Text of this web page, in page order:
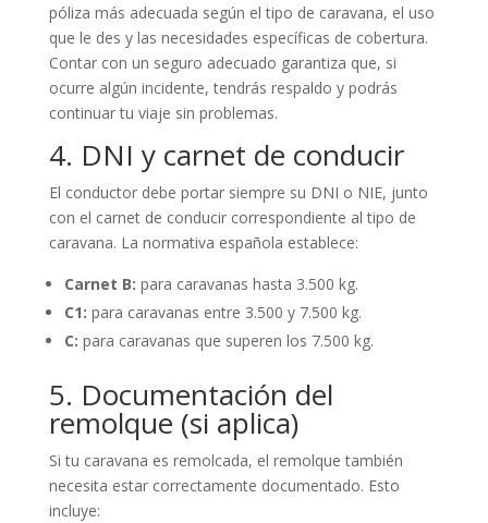
póliza más adecuada según el tipo de caravana, el uso
que le des y las necesidades específicas de cobertura.
Contar con un seguro adecuado garantiza que, si
ocurre algún incidente, tendrás respaldo y podrás
continuar tu viaje sin problemas.
4. DNI y carnet de conducir
El conductor debe portar siempre su DNI o NIE, junto
con el carnet de conducir correspondiente al tipo de
caravana. La normativa española establece:
Carnet B: para caravanas hasta 3.500 kg.
C1: para caravanas entre 3.500 y 7.500 kg.
C: para caravanas que superen los 7.500 kg.
5. Documentación del
remolque (si aplica)
Si tu caravana es remolcada, el remolque también
necesita estar correctamente documentado. Esto
incluye: